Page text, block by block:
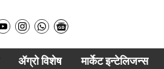
ॲग्रो विशेष मार्केट इन्टेलिजन्स